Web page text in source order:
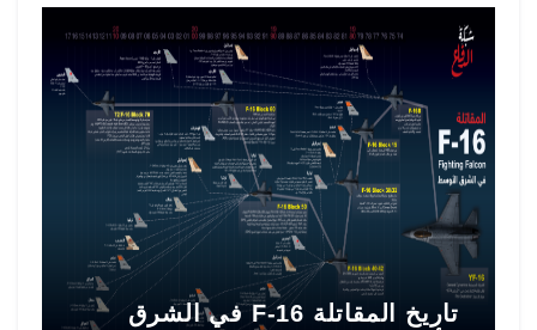
تاريخ المقاتلة F-16 في الشرق